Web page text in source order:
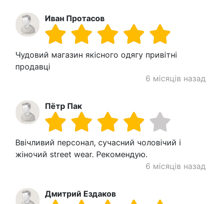
Иван Протасов
Чудовий магазин якісного одягу привітні
продавці
6 місяців назад
Пётр Пак
Ввічливий персонал, сучасний чоловічий і
жіночий street wear. Рекомендую.
6 місяців назад
Дмитрий Ездаков